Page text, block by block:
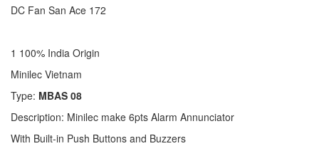
DC Fan San Ace 172
1 100% India Origin
Minilec Vietnam
Type: MBAS 08
Description: Minilec make 6pts Alarm Annunciator
With Built-in Push Buttons and Buzzers